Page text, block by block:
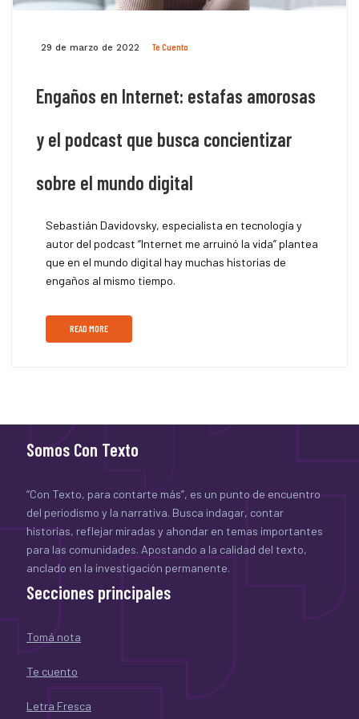
29 de marzo de 2022 Te Cuento
Engaños en Internet: estafas amorosas
y el podcast que busca concientizar
sobre el mundo digital
Sebastián Davidovsky, especialista en tecnología y
autor del podcast “Internet me arruinó la vida” plantea
que en el mundo digital hay muchas historias de
engaños al mismo tiempo.
READ MORE
Somos Con Texto
“Con Texto, para contarte más”, es un punto de encuentro
del periodismo y la narrativa. Busca indagar, contar
historias, reflejar miradas y ahondar en temas importantes
para las comunidades. Apostando a la calidad del texto,
anclado en la investigación permanente.
Secciones principales
Tomá nota
Te cuento
Letra Fresca